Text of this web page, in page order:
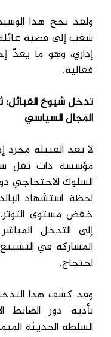
ولقد نجح هذا
شعب إلى قضية
إداري، وهو ما يعدّ
فعالية.
تدخل شيوخ القبائل:
المجال السياسي
لا تعد القبيلة مجرد
مؤسسة ذات ثقل
السلوك الاحتجاجي
لحظة استشهاد
خفض مستوى التوتر.
إلى التدخل
المشاركة في
احتجاج.
وقد كشف هذا
تأدية دور
السلطة الحديثة